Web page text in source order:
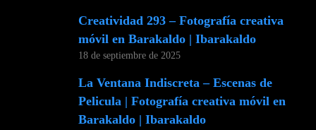
Creatividad 293 – Fotografía creativa
móvil en Barakaldo | Ibarakaldo
18 de septiembre de 2025
La Ventana Indiscreta – Escenas de
Pelicula | Fotografía creativa móvil en
Barakaldo | Ibarakaldo